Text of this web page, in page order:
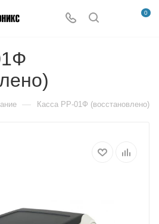
0
— Касса РР-01Ф (восстановлено)